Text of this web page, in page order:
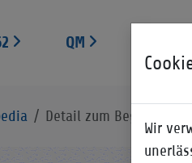
QM
Detail zum Begriff
Wir